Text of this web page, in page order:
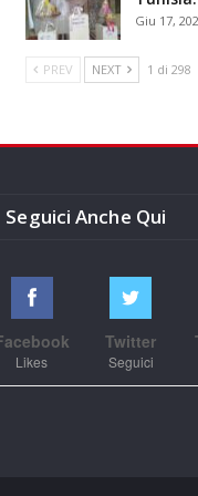
Giu 17,
PREV NEXT 1 di 298
Seguici Anche Qui
Likes
Twitter
Seguici